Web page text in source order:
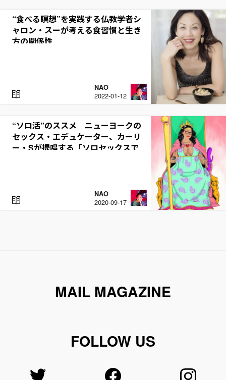
“食べる瞑想”を実践する仏教学者シ
ャロン・スーが考える食習慣と生き
方の関係性
NAO
2022-01-12
R
E
“ソロ活”のススメ ニューヨークの
セックス・エデュケーター、カーリ
ー・Sが提唱する「ソロセックスで
NAO
2020-09-17
R
E
MAIL MAGAZINE
FOLLOW US